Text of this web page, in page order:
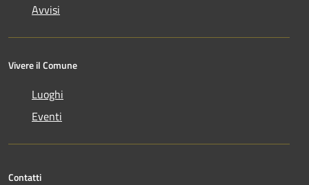
Avvisi
Vivere il Comune
Luoghi
Eventi
Contatti